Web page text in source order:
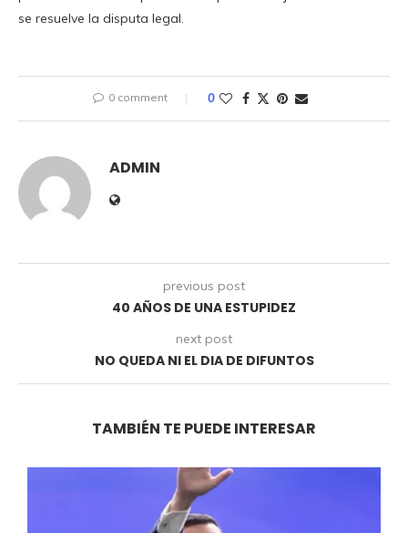
se resuelve la disputa legal.
0 comment 0
ADMIN
previous post
40 AÑOS DE UNA ESTUPIDEZ
next post
NO QUEDA NI EL DIA DE DIFUNTOS
TAMBIÉN TE PUEDE INTERESAR